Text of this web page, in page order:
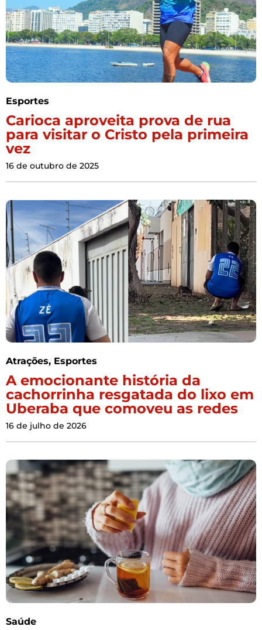
Esportes
Carioca aproveita prova de rua
para visitar o Cristo pela primeira
vez
16 de outubro de 2025
Atrações, Esportes
A emocionante história da
cachorrinha resgatada do lixo em
Uberaba que comoveu as redes
16 de julho de 2026
Saúde